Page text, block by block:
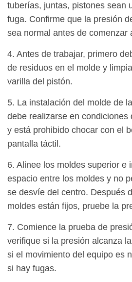
tuberías, juntas, pistones sean
fuga. Confirme que la presión
sea normal antes de comenzar
4. Antes de trabajar, primero
de residuos en el molde y
varilla del pistón.
5. La instalación del molde de
debe realizarse en condiciones
y está prohibido chocar con el
pantalla táctil.
6. Alinee los moldes superior e
espacio entre los moldes y no
se desvíe del centro. Después
moldes están fijos, pruebe la
7. Comience la prueba de
verifique si la presión alcanza
si el movimiento del equipo es
si hay fugas.